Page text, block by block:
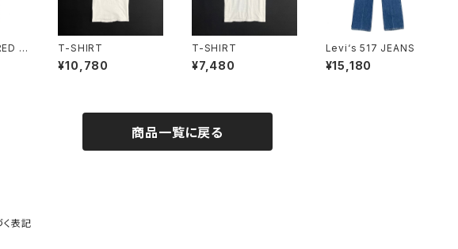
S T-SHIRT
¥10,780
T-SHIRT
¥7,480
Levi‘s 517 JEANS
¥15,180
商品一覧に戻る
表記